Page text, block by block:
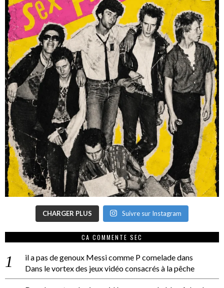
CHARGER PLUS Suivre sur Instagram
CA COMMENTE SEC
il a pas de genoux Messi comme P comeladedans
Dans le vortex des jeux vidéo consacrés à la pêche